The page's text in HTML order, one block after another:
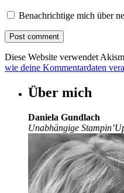
Benachrichtige mich über
Diese Website verwendet
wie deine Kommentardaten
Über mich
Daniela Gundlach
Unabhängige